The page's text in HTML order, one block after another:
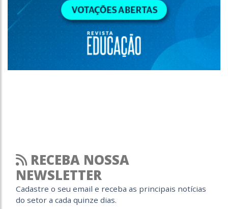
RECEBA NOSSA
NEWSLETTER
Cadastre o seu email e receba as principais notícias
do setor a cada quinze dias.